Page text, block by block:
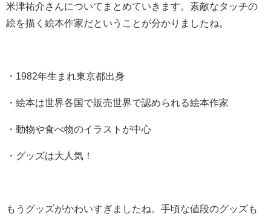
米津祐介さんについてまとめていきます。素敵なタッチの
絵を描く絵本作家だということが分かりましたね。
・1982年生まれ東京都出身
・絵本は世界各国で販売世界で認められる絵本作家
・動物や食べ物のイラストが中心
・グッズは大人気！
もうグッズがかわいすぎましたね。手頃な値段のグッズも